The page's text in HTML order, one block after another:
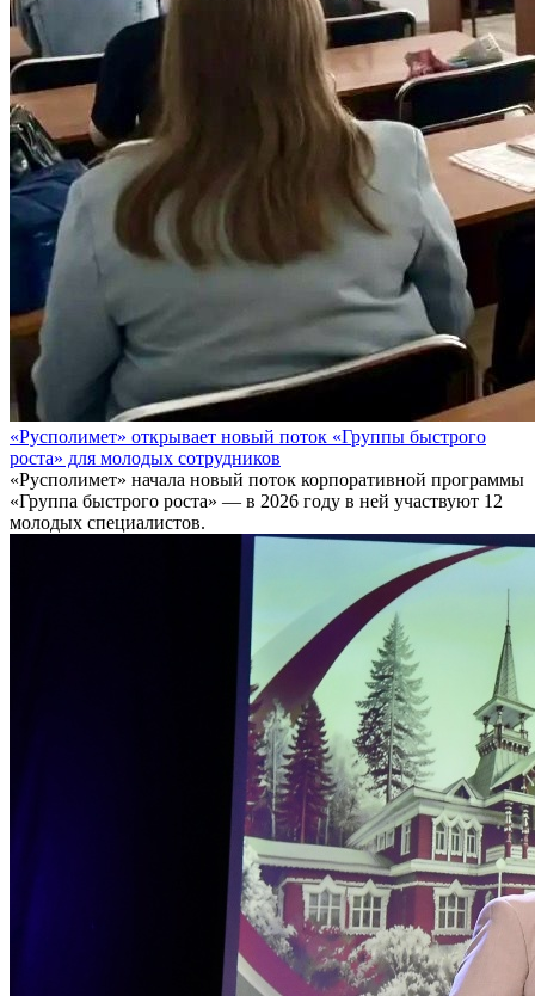
«Русполимет» открывает новый поток «Группы быстрого
роста» для молодых сотрудников
«Русполимет» начала новый поток корпоративной программы
«Группа быстрого роста» — в 2026 году в ней участвуют 12
молодых специалистов.